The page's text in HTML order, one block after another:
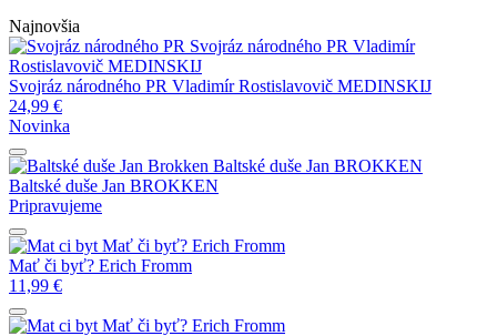
Najnovšia
Svojráz národného PR Vladimír
Rostislavovič MEDINSKIJ
Svojráz národného PR Vladimír Rostislavovič MEDINSKIJ
24,99 €
Novinka
Baltské duše Jan BROKKEN
Baltské duše Jan BROKKEN
Pripravujeme
Mať či byť? Erich Fromm
Mať či byť? Erich Fromm
11,99 €
Mať či byť? Erich Fromm